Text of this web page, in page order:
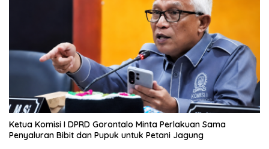
Ketua Komisi I DPRD Gorontalo Minta Perlakuan Sama
Penyaluran Bibit dan Pupuk untuk Petani Jagung